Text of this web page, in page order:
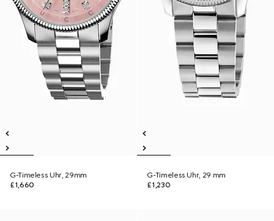
G-Timeless Uhr, 29mm
£1,660
G-Timeless Uhr, 29 mm
£1,230